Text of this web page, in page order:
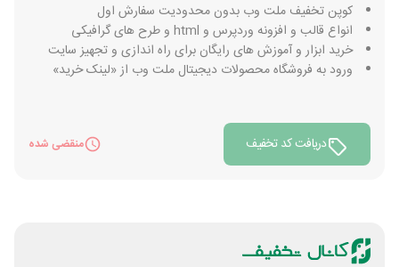
کوپن تخفیف ملت وب بدون محدودیت سفارش اول
انواع قالب و افزونه وردپرس و html و طرح های گرافیکی
خرید ابزار و آموزش های رایگان برای راه اندازی و تجهیز سایت
ورود به فروشگاه محصولات دیجیتال ملت وب از «لینک خرید»
دریافت کد تخفیف منقضی شده